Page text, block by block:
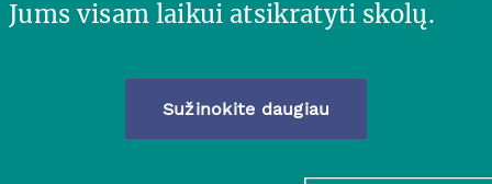
Jums visam laikui atsikratyti skolų.
Sužinokite daugiau